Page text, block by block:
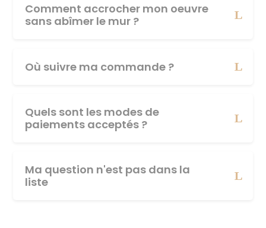
Comment accrocher mon oeuvre
sans abîmer le mur ?
Où suivre ma commande ?
Quels sont les modes de
paiements acceptés ?
Ma question n'est pas dans la
liste